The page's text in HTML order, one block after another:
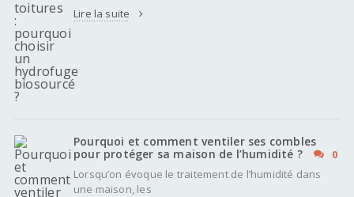
Lire la suite
Pourquoi et comment ventiler ses combles
pour protéger sa maison de l’humidité ?
0
Lorsqu’on évoque le traitement de l’humidité dans
une maison, les